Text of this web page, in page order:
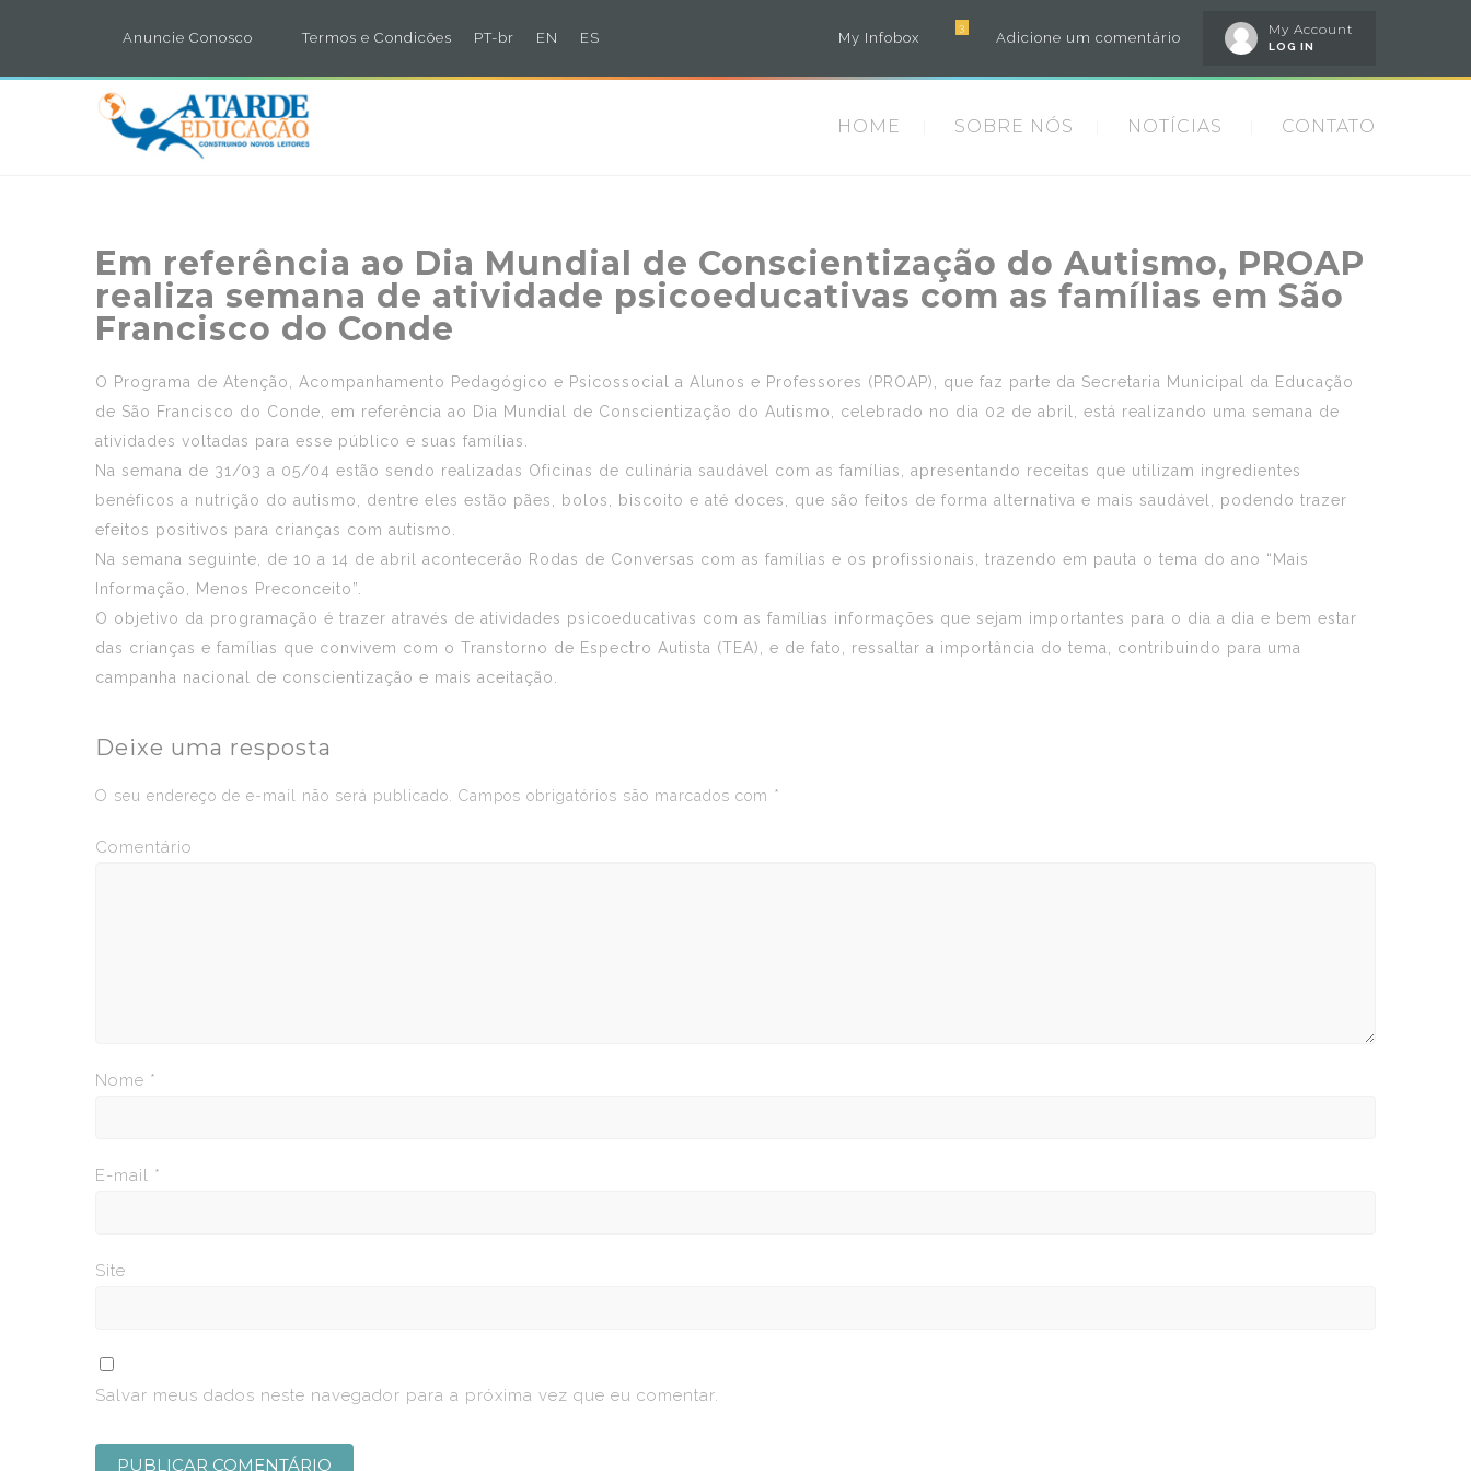
Anuncie Conosco Termos e Condicões PT-br EN ES
My Account
LOG IN
Adicione um comentário
3
My Infobox
HOME SOBRE NÓS NOTÍCIAS CONTATO
Em referência ao Dia Mundial de Conscientização do Autismo, PROAP
realiza semana de atividade psicoeducativas com as famílias em São
Francisco do Conde
O Programa de Atenção, Acompanhamento Pedagógico e Psicossocial a Alunos e Professores (PROAP), que faz parte da Secretaria Municipal da Educação
de São Francisco do Conde, em referência ao Dia Mundial de Conscientização do Autismo, celebrado no dia 02 de abril, está realizando uma semana de
atividades voltadas para esse público e suas famílias.
Na semana de 31/03 a 05/04 estão sendo realizadas Oficinas de culinária saudável com as famílias, apresentando receitas que utilizam ingredientes
benéficos a nutrição do autismo, dentre eles estão pães, bolos, biscoito e até doces, que são feitos de forma alternativa e mais saudável, podendo trazer
efeitos positivos para crianças com autismo.
Na semana seguinte, de 10 a 14 de abril acontecerão Rodas de Conversas com as famílias e os profissionais, trazendo em pauta o tema do ano “Mais
Informação, Menos Preconceito”.
O objetivo da programação é trazer através de atividades psicoeducativas com as famílias informações que sejam importantes para o dia a dia e bem estar
das crianças e famílias que convivem com o Transtorno de Espectro Autista (TEA), e de fato, ressaltar a importância do tema, contribuindo para uma
campanha nacional de conscientização e mais aceitação.
Deixe uma resposta
O seu endereço de e-mail não será publicado. Campos obrigatórios são marcados com *
Comentário
Nome *
E-mail *
Site
Salvar meus dados neste navegador para a próxima vez que eu comentar.